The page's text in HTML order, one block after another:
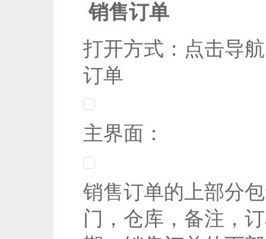
销售订单
打开方式：点击
订单
主界面：
销售订单的上部分
门，仓库，备注，